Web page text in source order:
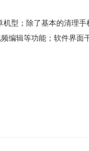
型；除了基本的清理
编辑等功能；软件界面